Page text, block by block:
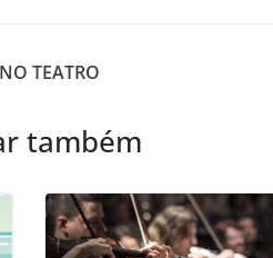
TEATRO
também